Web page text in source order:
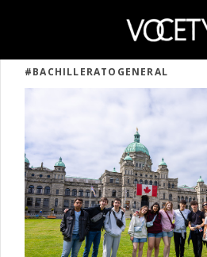
#BACHILLERATOGENERAL